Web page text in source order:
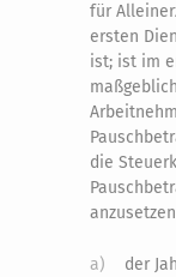
für
ersten
ist; ist im
die
a)
der